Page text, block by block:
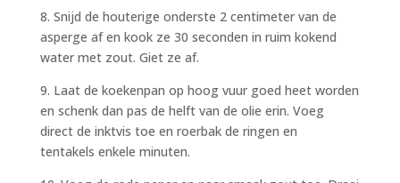
8. Snijd de houterige onderste 2 centimeter van de
asperge af en kook ze 30 seconden in ruim kokend
water met zout. Giet ze af.
9. Laat de koekenpan op hoog vuur goed heet worden
en schenk dan pas de helft van de olie erin. Voeg
direct de inktvis toe en roerbak de ringen en
tentakels enkele minuten.